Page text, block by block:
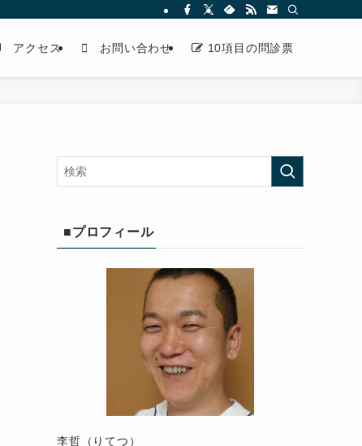
アクセス お問い合わせ 10項目の問診票
■プロフィール
李哲（りてつ）